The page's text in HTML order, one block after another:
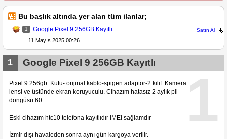
Bu başlık altında yer alan tüm ilanlar;
1 Google Pixel 9 256GB Kayıtlı Satın Al
11 Mayıs 2025 00:26
1
1 Google Pixel 9 256GB Kayıtlı
Pixel 9 256gb. Kutu- orijinal kablo-spigen adaptör-2 kılıf. Kamera
lensi ve üstünde ekran koruyuculu. Cihazım hatasız 2 aylık pil
döngüsü 60
Eski cihazım htc10 telefona kayıtlıdır IMEI sağlamdır
İzmir dışı havaleden sonra aynı gün kargoya verilir.